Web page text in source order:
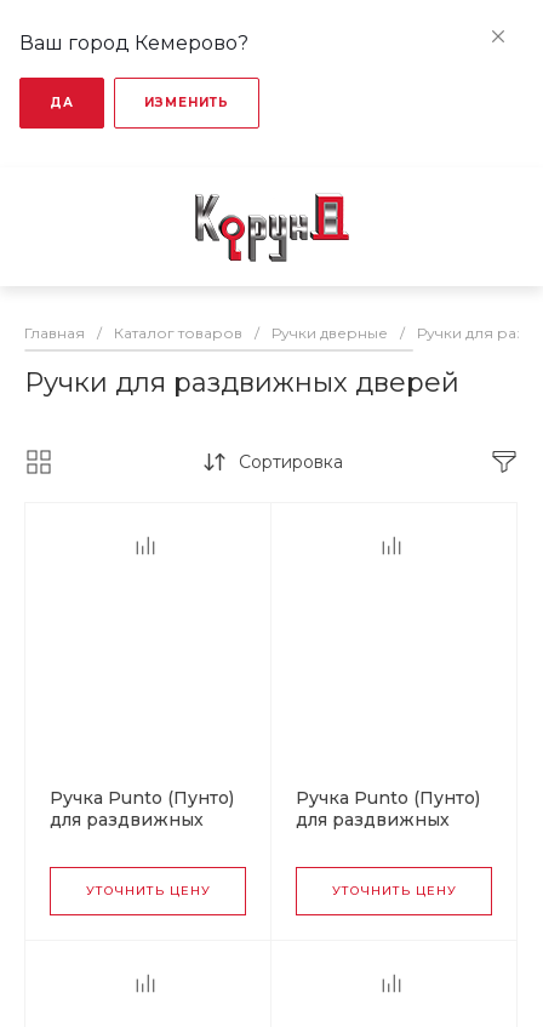
Ваш город Кемерово?
ДА ИЗМЕНИТЬ
Главная / Каталог товаров / Ручки дверные / Ручки для
Ручки для раздвижных дверей
Сортировка
Ручка Punto (Пунто)
для раздвижных
(Soft LINE SL-010) АВ
бронзаУТОЧНИТЬ ЦЕНУ
Ручка Punto (Пунто)
для раздвижных
(Soft LINE SL-010) СP
хромУТОЧНИТЬ ЦЕНУ